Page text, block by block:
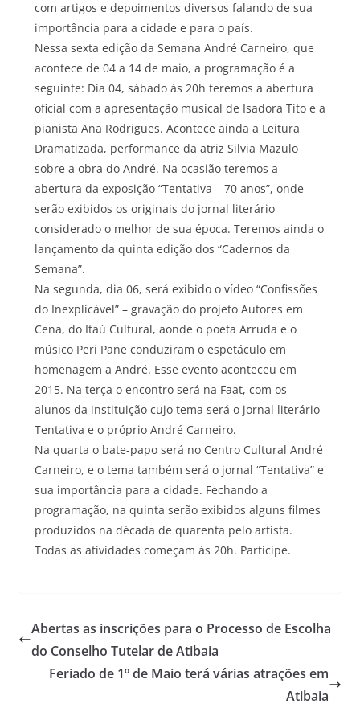
com artigos e depoimentos diversos falando de sua
importância para a cidade e para o país.
Nessa sexta edição da Semana André Carneiro, que
acontece de 04 a 14 de maio, a programação é a
seguinte: Dia 04, sábado às 20h teremos a abertura
oficial com a apresentação musical de Isadora Tito e a
pianista Ana Rodrigues. Acontece ainda a Leitura
Dramatizada, performance da atriz Silvia Mazulo
sobre a obra do André. Na ocasião teremos a
abertura da exposição “Tentativa – 70 anos”, onde
serão exibidos os originais do jornal literário
considerado o melhor de sua época. Teremos ainda o
lançamento da quinta edição dos “Cadernos da
Semana”.
Na segunda, dia 06, será exibido o vídeo “Confissões
do Inexplicável” – gravação do projeto Autores em
Cena, do Itaú Cultural, aonde o poeta Arruda e o
músico Peri Pane conduziram o espetáculo em
homenagem a André. Esse evento aconteceu em
2015. Na terça o encontro será na Faat, com os
alunos da instituição cujo tema será o jornal literário
Tentativa e o próprio André Carneiro.
Na quarta o bate-papo será no Centro Cultural André
Carneiro, e o tema também será o jornal “Tentativa” e
sua importância para a cidade. Fechando a
programação, na quinta serão exibidos alguns filmes
produzidos na década de quarenta pelo artista.
Todas as atividades começam às 20h. Participe.
Abertas as inscrições para o Processo de Escolha
do Conselho Tutelar de Atibaia
Feriado de 1º de Maio terá várias atrações em
Atibaia